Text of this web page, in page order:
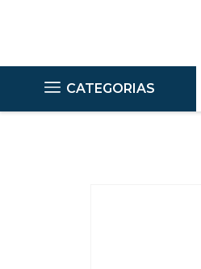
CATEGORIAS